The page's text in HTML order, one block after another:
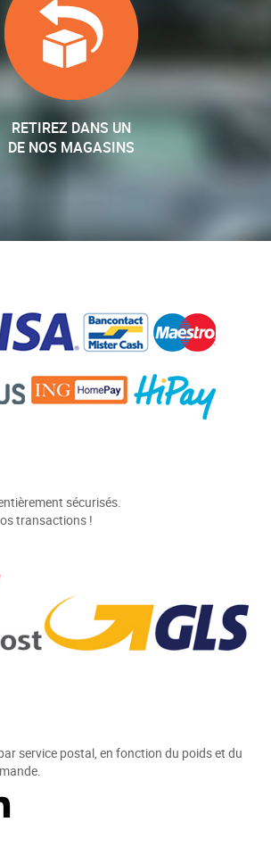
RETIREZ DANS UN
DE NOS MAGASINS
sécurisés.
transactions !
service postal, en fonction du poids et du